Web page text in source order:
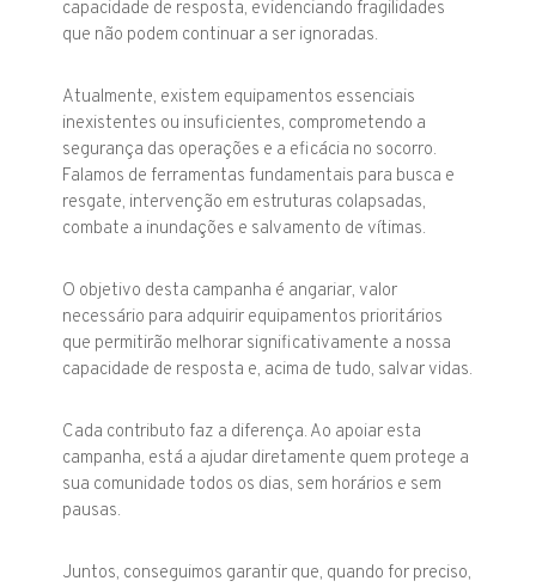
capacidade de resposta, evidenciando fragilidades
que não podem continuar a ser ignoradas.
Atualmente, existem equipamentos essenciais
inexistentes ou insuficientes, comprometendo a
segurança das operações e a eficácia no socorro.
Falamos de ferramentas fundamentais para busca e
resgate, intervenção em estruturas colapsadas,
combate a inundações e salvamento de vítimas.
O objetivo desta campanha é angariar, valor
necessário para adquirir equipamentos prioritários
que permitirão melhorar significativamente a nossa
capacidade de resposta e, acima de tudo, salvar vidas.
Cada contributo faz a diferença. Ao apoiar esta
campanha, está a ajudar diretamente quem protege a
sua comunidade todos os dias, sem horários e sem
pausas.
Juntos, conseguimos garantir que, quando for preciso,